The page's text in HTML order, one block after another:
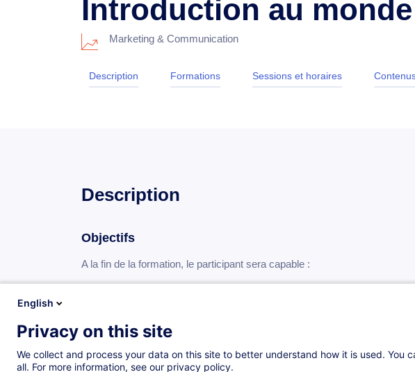
Introduction au
Marketing & Communication
Description Formations Sessions et horaires
Description
Objectifs
A la fin de la formation, le participant sera capable :
Programme
English
Privacy on this site
We collect and process your data on this site to better understand how it is used. You
all. For more information, see our privacy policy.